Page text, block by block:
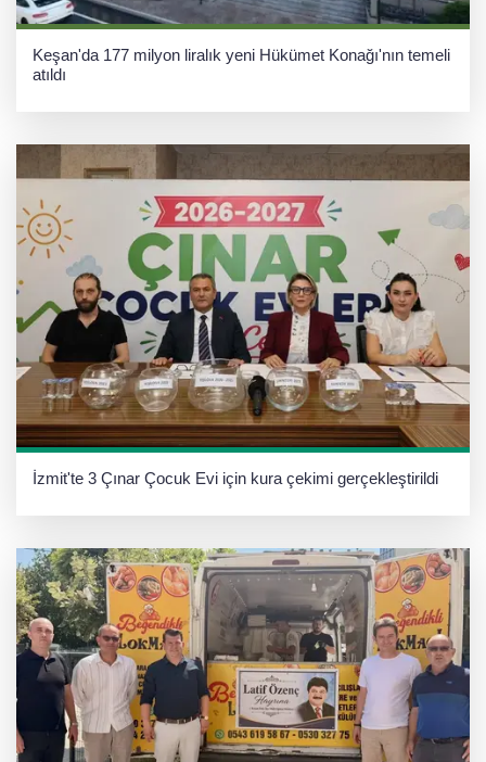
Keşan'da 177 milyon liralık yeni Hükümet Konağı'nın temeli
atıldı
İzmit'te 3 Çınar Çocuk Evi için kura çekimi gerçekleştirildi